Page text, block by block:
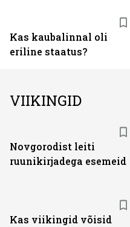
Kas kaubalinnal oli
eriline staatus?
VIIKINGID
Novgorodist leiti
ruunikirjadega esemeid
Kas viikingid võisid